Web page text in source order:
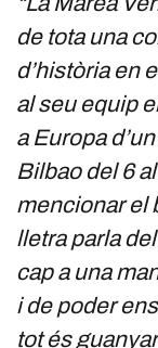
de tota una
d’història en
al seu equip
a Europa
Bilbao del 6
mencionar el
lletra parla
cap a una
i de poder
tot és